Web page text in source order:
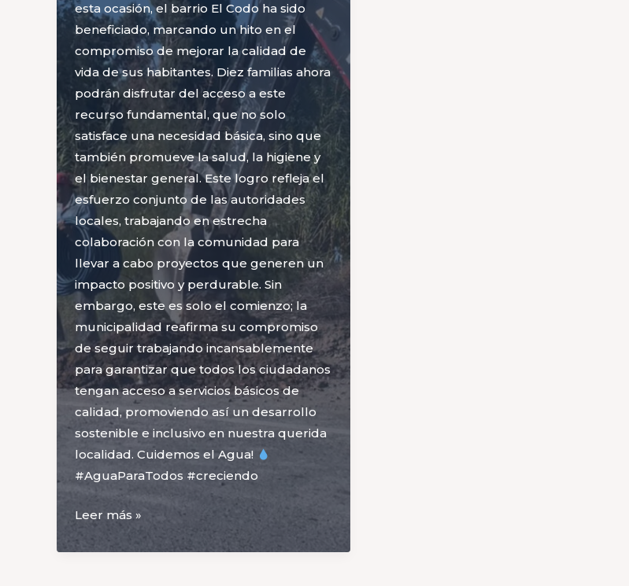
esta ocasión, el barrio El Codo ha sido
beneficiado, marcando un hito en el
compromiso de mejorar la calidad de
vida de sus habitantes. Diez familias ahora
podrán disfrutar del acceso a este
recurso fundamental, que no solo
satisface una necesidad básica, sino que
también promueve la salud, la higiene y
el bienestar general. Este logro refleja el
esfuerzo conjunto de las autoridades
locales, trabajando en estrecha
colaboración con la comunidad para
llevar a cabo proyectos que generen un
impacto positivo y perdurable. Sin
embargo, este es solo el comienzo; la
municipalidad reafirma su compromiso
de seguir trabajando incansablemente
para garantizar que todos los ciudadanos
tengan acceso a servicios básicos de
calidad, promoviendo así un desarrollo
sostenible e inclusivo en nuestra querida
localidad. Cuidemos el Agua!
#AguaParaTodos #creciendo
¡Agua
nuestros
Leer más »